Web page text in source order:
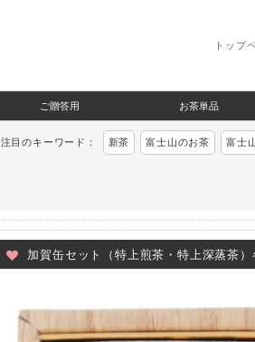
トップ
ご贈答用 お茶単品
注目のキーワード： 新茶 富士山のお茶 富士
加賀缶セット（特上煎茶・特上深蒸茶